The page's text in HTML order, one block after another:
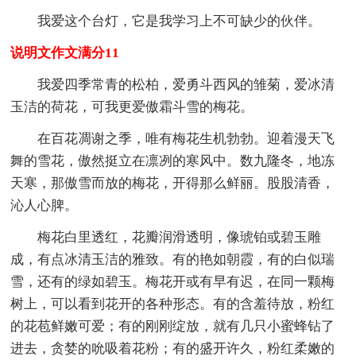
我爱这个台灯，它是我学习上不可缺少的伙伴。
说明文作文满分11
我爱四季常青的松柏，爱勇斗西风的雏菊，爱冰清
玉洁的荷花，可我更爱傲霜斗雪的梅花。
在百花凋谢之季，唯有梅花生机勃勃。迎着漫天飞
舞的雪花，傲然挺立在凛冽的寒风中。数九隆冬，地冻
天寒，那傲雪而放的梅花，开得那么鲜丽。股股清香，
沁人心脾。
梅花白里透红，花瓣润滑透明，像琥铂或碧玉雕
成，有点冰清玉洁的雅致。有的艳如朝霞，有的白似瑞
雪，还有的绿如碧玉。梅花开或有早有迟，在同一颗梅
树上，可以看到花开的各种形态。有的含羞待放，粉红
的花苞鲜嫩可爱；有的刚刚绽放，就有几只小蜜蜂钻了
进去，贪婪的吮吸着花粉；有的盛开许久，粉红柔嫩的